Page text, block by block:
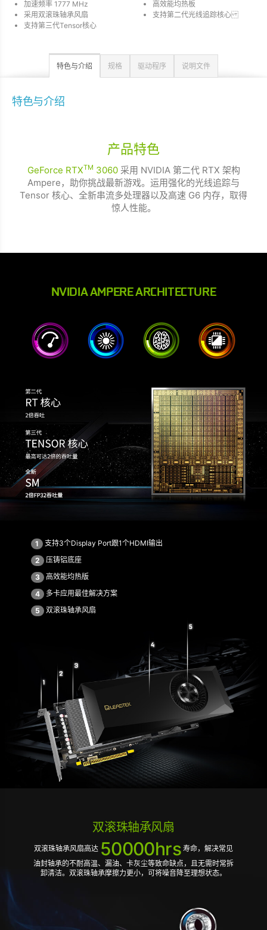
加速频率 1777 MHz
高效能均热板
采用双滚珠轴承风扇
支持第二代光线追踪核心
支持第三代Tensor核心
特色与介绍 规格 驱动程序 说明文件
特色与介绍
产品特色
GeForce RTXTM 3060采用 NVIDIA 第二代 RTX 架构
Ampere，助你挑战最新游戏。运用强化的光线追踪与
Tensor 核心、全新串流多处理器以及高速 G6 内存，取得
惊人性能。
NVIDIA AMPERE ARCHITECTURE
1
支持3个Display Port跟1个HDMI输出
2
压铸铝底座
3
高效能均热版
4
多卡应用最佳解决方案
5
双滚珠轴承风扇
双滚珠轴承风扇
双滚珠轴承风扇高达 50000hrs 寿命，解决常见
油封轴承的不耐高温、漏油、卡灰尘等致命缺点，且无需时常拆
卸清洁。双滚珠轴承摩擦力更小，可将噪音降至理想状态。